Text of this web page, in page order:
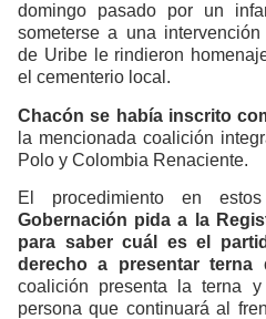
domingo pasado por un
someterse a una
de Uribe le rindieron
el cementerio local.
Chacón se había inscrito
la mencionada coalición
Polo y Colombia Renaciente.
El procedimiento en
Gobernación pida a la
para saber cuál es el
derecho a presentar terna
coalición presenta la terna
persona que continuará al